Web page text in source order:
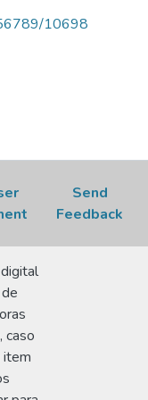
10698
Send
Feedback
caso